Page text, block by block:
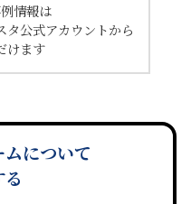
情報は
タ公式アカウントから
けます
について